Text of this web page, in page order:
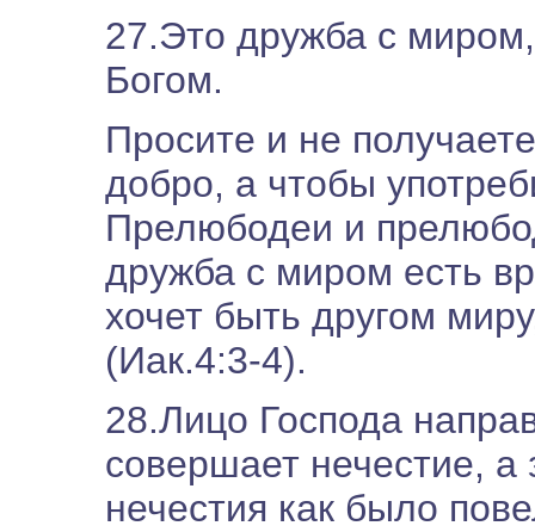
27.Это дружба с
Богом.
Просите и не
добро, а чтобы
Прелюбодеи и
дружба с миром есть
хочет быть другом
(Иак.4:3-4).
28.Лицо Господа
совершает нечестие, а
нечестия как было